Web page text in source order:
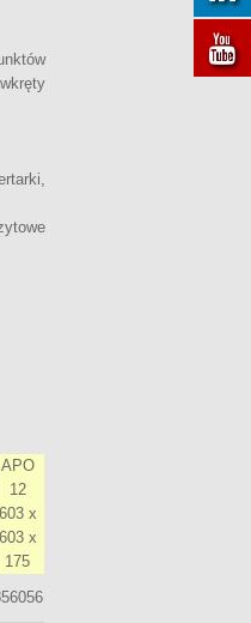
APO
12
603 x
603 x
175